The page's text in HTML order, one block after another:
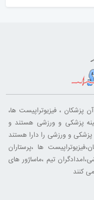
پزشکان ، فیزیوتراپیست ها،
پزشکی و ورزشی هستند و
و ورزشی را دارا هستند
ها ،پرستاران
تیم ،ماساژور های
کنند